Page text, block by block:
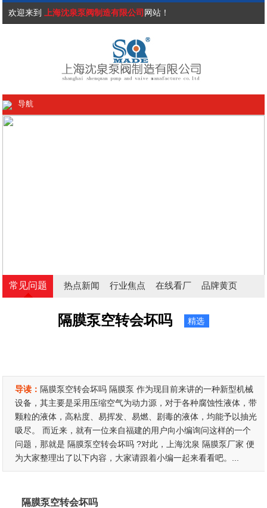
欢迎来到 上海沈泉泵阀制造有限公司 网站！
导航
常见问题 热点新闻 行业焦点 在线看厂 品牌黄页
隔膜泵空转会坏吗 精选
导读： 隔膜泵空转会坏吗 隔膜泵 作为现目前来讲的一种新型机械
设备，其主要是采用压缩空气为动力源，对于各种腐蚀性液体，带
颗粒的液体，高粘度、易挥发、易燃、剧毒的液体，均能予以抽光
吸尽。 而近来，就有一位来自福建的用户向小编询问这样的一个
问题，那就是 隔膜泵空转会坏吗 ?对此，上海沈泉 隔膜泵厂家 便
为大家整理出了以下内容，大家请跟着小编一起来看看吧。...
隔膜泵空转会坏吗